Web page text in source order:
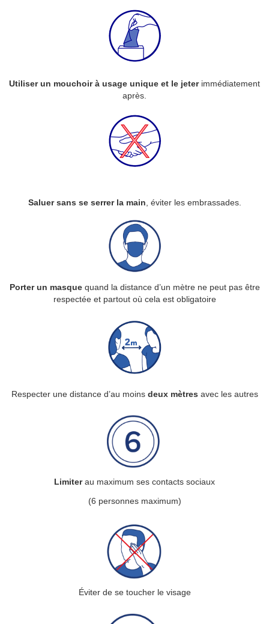
Utiliser un mouchoir à usage unique et le jeterimmédiatement
après.
Saluer sans se serrer la main , éviter les embrassades.
Porter un masquequand la distance d’un mètre ne peut pas être
respectée et partout où cela est obligatoire
Respecter une distance d’au moinsdeux mètres avec les autres
Limiterau maximum ses contacts sociaux
(6 personnes maximum)
Éviter de se toucher le visage